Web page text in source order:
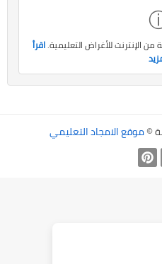
الإنترنت للأغراض التعليمية.اقرأ
©موقع الامجاد التعليمي